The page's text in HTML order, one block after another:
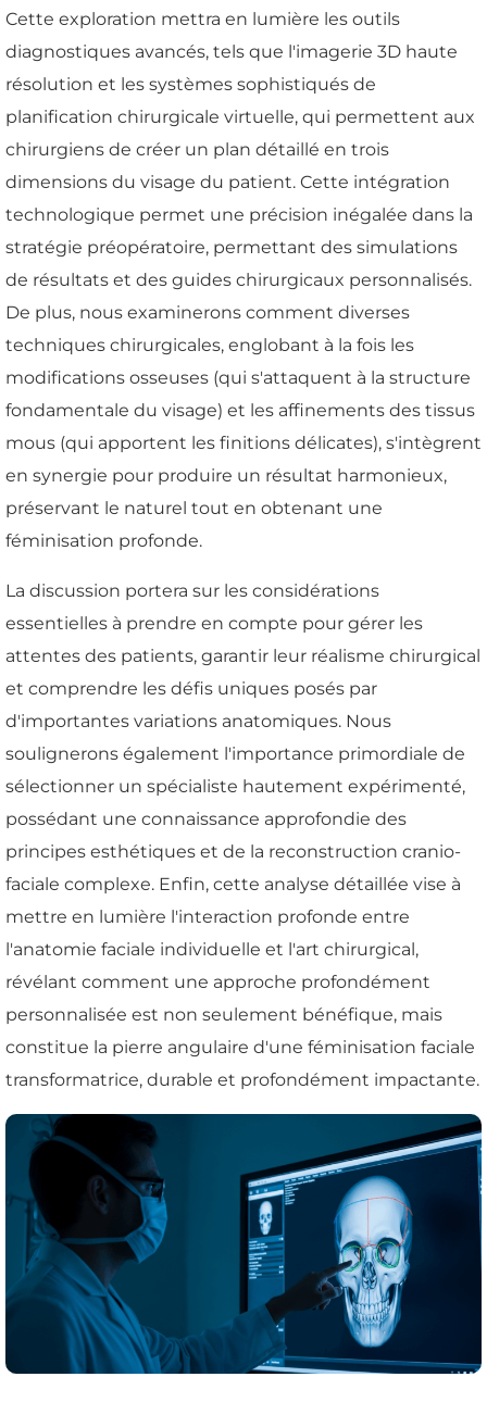
Cette exploration mettra en lumière les outils
diagnostiques avancés, tels que l'imagerie 3D haute
résolution et les systèmes sophistiqués de
planification chirurgicale virtuelle, qui permettent aux
chirurgiens de créer un plan détaillé en trois
dimensions du visage du patient. Cette intégration
technologique permet une précision inégalée dans la
stratégie préopératoire, permettant des simulations
de résultats et des guides chirurgicaux personnalisés.
De plus, nous examinerons comment diverses
techniques chirurgicales, englobant à la fois les
modifications osseuses (qui s'attaquent à la structure
fondamentale du visage) et les affinements des tissus
mous (qui apportent les finitions délicates), s'intègrent
en synergie pour produire un résultat harmonieux,
préservant le naturel tout en obtenant une
féminisation profonde.
La discussion portera sur les considérations
essentielles à prendre en compte pour gérer les
attentes des patients, garantir leur réalisme chirurgical
et comprendre les défis uniques posés par
d'importantes variations anatomiques. Nous
soulignerons également l'importance primordiale de
sélectionner un spécialiste hautement expérimenté,
possédant une connaissance approfondie des
principes esthétiques et de la reconstruction cranio-
faciale complexe. Enfin, cette analyse détaillée vise à
mettre en lumière l'interaction profonde entre
l'anatomie faciale individuelle et l'art chirurgical,
révélant comment une approche profondément
personnalisée est non seulement bénéfique, mais
constitue la pierre angulaire d'une féminisation faciale
transformatrice, durable et profondément impactante.